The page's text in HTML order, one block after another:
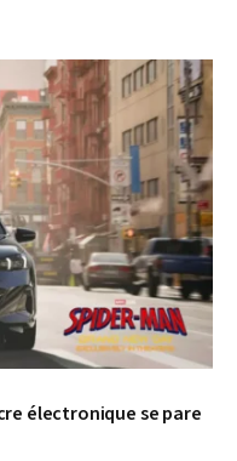
électronique se pare